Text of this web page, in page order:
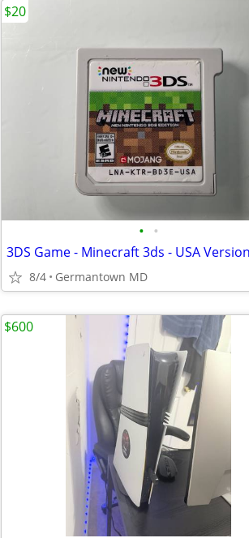
• •
3DS Game - Minecraft 3ds - USA
8/4 Germantown MD
$20
$600